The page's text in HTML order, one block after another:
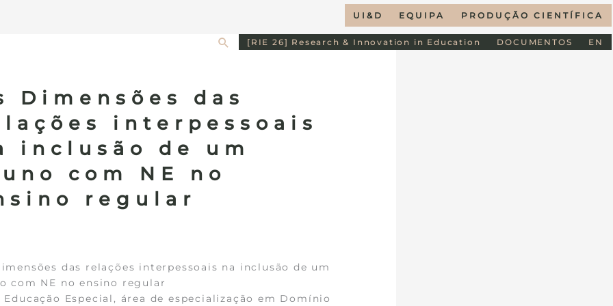
UI&D EQUIPA PRODUÇÃO CIENTÍFICA
Search[RIE 26] Research & Innovation in Education DOCUMENTOS EN
Dimensões das
interpessoais
inclusão de um
com NE no
regular
das relações interpessoais na inclusão de um
com NE no ensino regular
Educação Especial, área de especialização em Domínio